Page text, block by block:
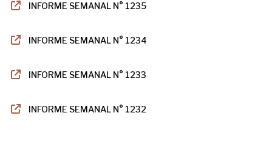
INFORME SEMANAL N° 1235
INFORME SEMANAL N° 1234
INFORME SEMANAL N° 1233
INFORME SEMANAL N° 1232